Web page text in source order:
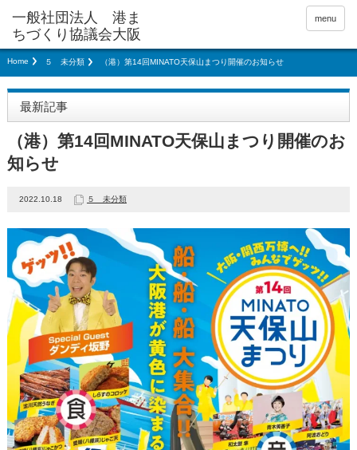
menu
Home ５ 未分類 （港）第14回MINATO天保山まつり開催のお知らせ
最新記事
（港）第14回MINATO天保山まつり開催のお
知らせ
2022.10.18 ５ 未分類